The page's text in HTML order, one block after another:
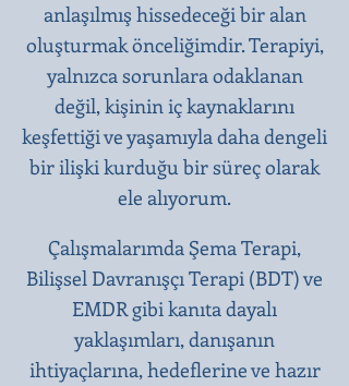
anlaşılmış hissedeceği bir alan
oluşturmak önceliğimdir. Terapiyi,
yalnızca sorunlara odaklanan
değil, kişinin iç kaynaklarını
keşfettiği ve yaşamıyla daha dengeli
bir ilişki kurduğu bir süreç olarak
ele alıyorum.
Çalışmalarımda Şema Terapi,
Bilişsel Davranışçı Terapi (BDT) ve
EMDR gibi kanıta dayalı
yaklaşımları, danışanın
ihtiyaçlarına, hedeflerine ve hazır